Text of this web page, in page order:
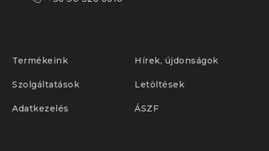
Termékeink Hírek, újdonságok
Szolgáltatások Letöltések
Adatkezelés ÁSZF